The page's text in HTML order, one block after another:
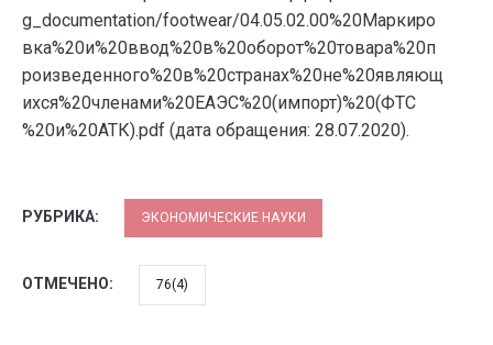
g_documentation/footwear/04.05.02.00%20Маркиро
вка%20и%20ввод%20в%20оборот%20товара%20п
роизведенного%20в%20странах%20не%20являющ
ихся%20членами%20ЕАЭС%20(импорт)%20(ФТС
%20и%20АТК).pdf (дата обращения: 28.07.2020).
РУБРИКА: ЭКОНОМИЧЕСКИЕ НАУКИ
ОТМЕЧЕНО: 76(4)